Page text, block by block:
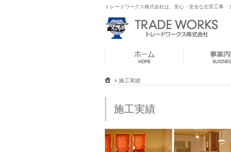
トレードワークス株式会社は、安心・安全な左官工事・
» 施工実績
施工実績